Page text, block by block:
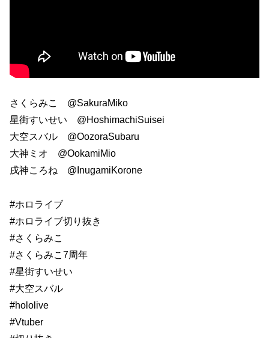
さくらみこ @SakuraMiko
星街すいせい @HoshimachiSuisei
大空スバル @OozoraSubaru
大神ミオ @OokamiMio
戌神ころね @InugamiKorone
#ホロライブ
#ホロライブ切り抜き
#さくらみこ
#さくらみこ7周年
#星街すいせい
#大空スバル
#hololive
#Vtuber